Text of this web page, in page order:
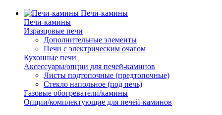
Печи-камины
Печи-камины
Изразцовые печи
Дополнительные элементы
Печи с электрическим очагом
Кухонные печи
Аксессуары/опции для печей-каминов
Листы подтопочные (предтопочные)
Стекло напольное (под печь)
Газовые обогреватели/камины
Опции/комплектующие для печей-каминов